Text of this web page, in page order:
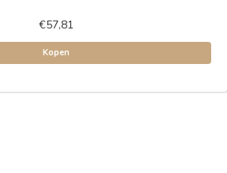
€57,81
Kopen